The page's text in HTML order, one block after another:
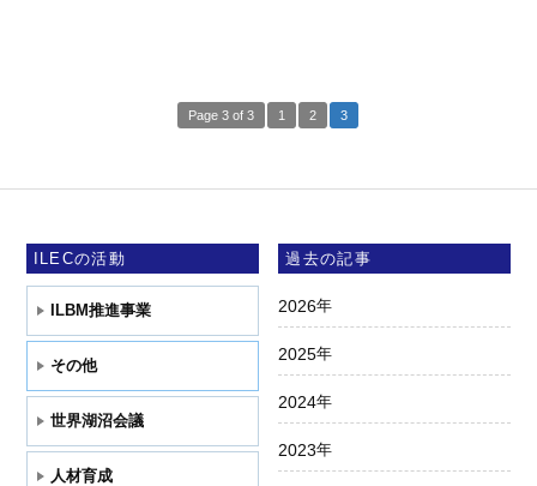
Page 3 of 3 1 2 3
ILECの活動
ILBM推進事業
その他
世界湖沼会議
人材育成
過去の記事
2026年
2025年
2024年
2023年